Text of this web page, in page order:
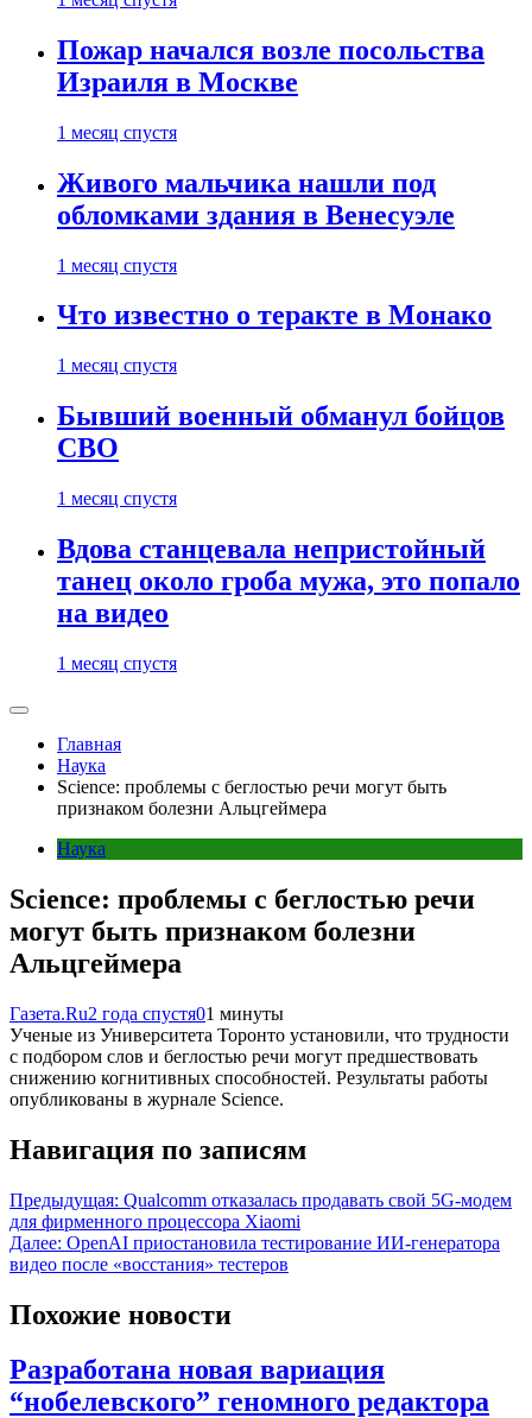
Пожар начался возле посольства
Израиля в Москве
1 месяц спустя
Живого мальчика нашли под
обломками здания в Венесуэле
1 месяц спустя
Что известно о теракте в Монако
1 месяц спустя
Бывший военный обманул бойцов
СВО
1 месяц спустя
Вдова станцевала непристойный
танец около гроба мужа, это попало
на видео
1 месяц спустя
Главная
Наука
Science: проблемы с беглостью речи могут быть
признаком болезни Альцгеймера
Наука
Science: проблемы с беглостью речи
могут быть признаком болезни
Альцгеймера
Газета.Ru2 года спустя01 минуты
Ученые из Университета Торонто установили, что трудности
с подбором слов и беглостью речи могут предшествовать
снижению когнитивных способностей. Результаты работы
опубликованы в журнале Science.
Навигация по записям
Предыдущая: Qualcomm отказалась продавать свой 5G-модем
для фирменного процессора Xiaomi
Далее: OpenAI приостановила тестирование ИИ-генератора
видео после «восстания» тестеров
Похожие новости
Разработана новая вариация
“нобелевского” геномного редактора